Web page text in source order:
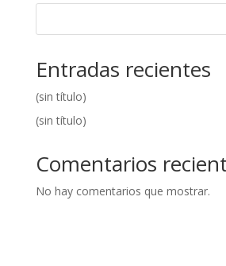
Entradas recientes
(sin título)
(sin título)
Comentarios
No hay comentarios que mostrar.